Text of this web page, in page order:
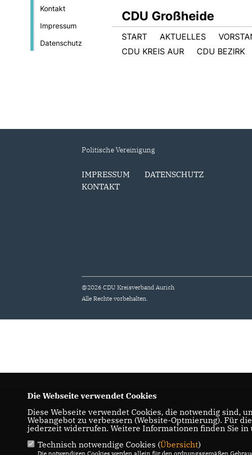
Kontakt
Impressum
Datenschutz
CDU Großheide
START AKTUELLES
CDU KREIS AUR
CDU BEZIRK
Politische Vereinigung
IMPRESSUM
DATENSCHUTZ
KONTAKT
@2026 CDU Kreisverband Aurich
Alle Rechte vorbehalten.
Die Webseite verwendet Cookies
Diese Webseite verwendet Cookies, die notwendig sind,
Webangebot zu verbessern (Website-Optmierung). Für
jederzeit widerrufen. Weitere Informationen finden Sie in
Technisch notwendige Cookies (Übersicht)
Die notwendigen Cookies werden allein für den ordnungsgemäßen